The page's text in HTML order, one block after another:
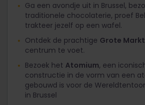
Ga een avondje uit in Brussel,
traditionele chocolaterie, proef
trakteer jezelf op een wafel.
Ontdek de prachtige Grote Markt
centrum te voet.
Bezoek het Atomium, een
constructie in de vorm van een
gebouwd is voor de
in Brussel